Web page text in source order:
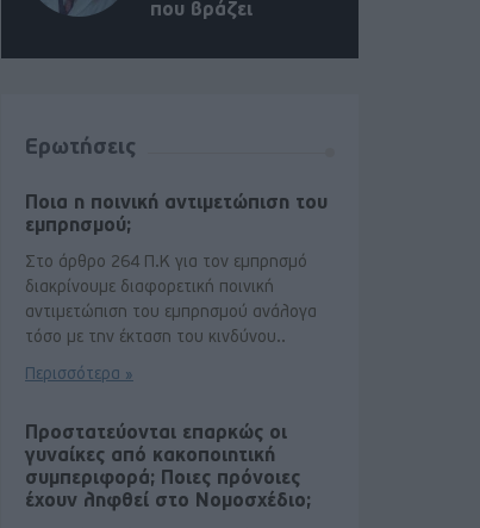
που βράζει
Ερωτήσεις
Ποια η ποινική αντιμετώπιση του
εμπρησμού;
Στο άρθρο 264 Π.Κ για τον εμπρησμό
διακρίνουμε διαφορετική ποινική
αντιμετώπιση του εμπρησμού ανάλογα
τόσο με την έκταση του κινδύνου..
Περισσότερα »
Προστατεύονται επαρκώς οι
γυναίκες από κακοποιητική
συμπεριφορά; Ποιες πρόνοιες
έχουν ληφθεί στο Νομοσχέδιο;